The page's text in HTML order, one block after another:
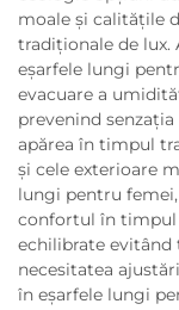
moale și calitățile
tradiționale de lux.
eşarfele lungi
evacuare a
prevenind
apărea în timpul
și cele exterioare
lungi pentru
confortul în timpul
echilibrate evitând
necesitatea
în eşarfele lungi